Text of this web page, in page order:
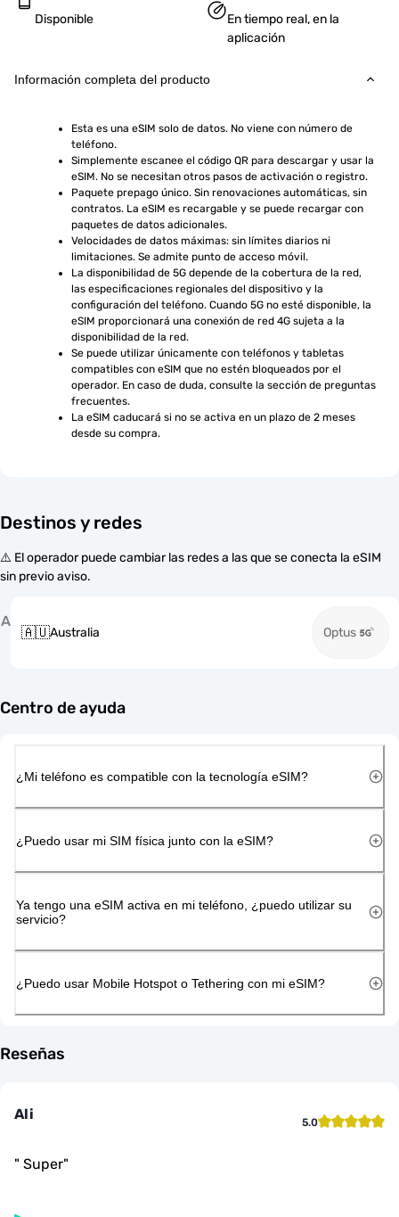
Disponible
En tiempo real, en la
aplicación
Información completa del producto
Esta es una eSIM solo de datos. No viene con número de
teléfono.
Simplemente escanee el código QR para descargar y usar la
eSIM. No se necesitan otros pasos de activación o registro.
Paquete prepago único. Sin renovaciones automáticas, sin
contratos. La eSIM es recargable y se puede recargar con
paquetes de datos adicionales.
Velocidades de datos máximas: sin límites diarios ni
limitaciones. Se admite punto de acceso móvil.
La disponibilidad de 5G depende de la cobertura de la red,
las especificaciones regionales del dispositivo y la
configuración del teléfono. Cuando 5G no esté disponible, la
eSIM proporcionará una conexión de red 4G sujeta a la
disponibilidad de la red.
Se puede utilizar únicamente con teléfonos y tabletas
compatibles con eSIM que no estén bloqueados por el
operador. En caso de duda, consulte la sección de preguntas
frecuentes.
La eSIM caducará si no se activa en un plazo de 2 meses
desde su compra.
Destinos y redes
⚠️ El operador puede cambiar las redes a las que se conecta la eSIM
sin previo aviso.
A
🇦🇺Australia Optus
Centro de ayuda
¿Mi teléfono es compatible con la tecnología eSIM?
¿Puedo usar mi SIM física junto con la eSIM?
Ya tengo una eSIM activa en mi teléfono, ¿puedo utilizar su
servicio?
¿Puedo usar Mobile Hotspot o Tethering con mi eSIM?
Reseñas
Ali 5.0
" Super"